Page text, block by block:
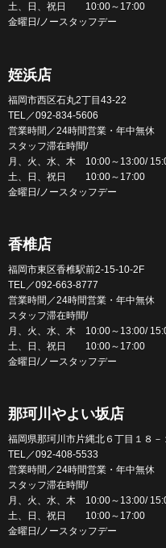
土、日、祝日 10:00～17:00
金曜日/ノースタッフデー
姪浜店
福岡市西区石丸2丁目43-22
TEL／092-834-5606
営業時間／24時間営業・年中無休
スタッフ滞在時間/
月、火、水、木 10:00～13:00/
土、日、祝日 10:00～17:00
金曜日/ノースタッフデー
香椎店
福岡市東区香椎駅前2-15-10-2F
TEL／092-663-8777
営業時間／24時間営業・年中無休
スタッフ滞在時間/
月、火、水、木 10:00～13:00/
土、日、祝日 10:00～17:00
金曜日/ノースタッフデー
那珂川やよい坂店
福岡県那珂川市片縄北６丁目１８－
TEL／092-408-5533
営業時間／24時間営業・年中無休
スタッフ滞在時間/
月、火、水、木 10:00～13:00/
土、日、祝日 10:00～17:00
金曜日/ノースタッフデー